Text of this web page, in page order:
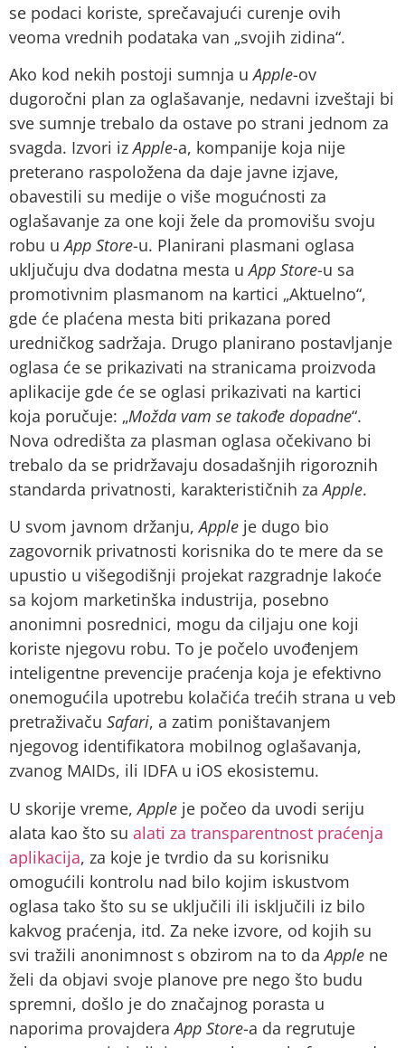
se podaci koriste, sprečavajući curenje ovih
veoma vrednih podataka van „svojih zidina“.
Ako kod nekih postoji sumnja uApple-ov
dugoročni plan za oglašavanje, nedavni izveštaji bi
sve sumnje trebalo da ostave po strani jednom za
svagda. Izvori izApple-a, kompanije koja nije
preterano raspoložena da daje javne izjave,
obavestili su medije o više mogućnosti za
oglašavanje za one koji žele da promovišu svoju
robu uApp Store-u. Planirani plasmani oglasa
uključuju dva dodatna mesta uApp Store-u sa
promotivnim plasmanom na kartici „Aktuelno“,
gde će plaćena mesta biti prikazana pored
uredničkog sadržaja. Drugo planirano postavljanje
oglasa će se prikazivati na stranicama proizvoda
aplikacije gde će se oglasi prikazivati na kartici
koja poručuje: „Možda vam se takođe dopadne“.
Nova odredišta za plasman oglasa očekivano bi
trebalo da se pridržavaju dosadašnjih rigoroznih
standarda privatnosti, karakterističnih zaApple.
U svom javnom držanju,Apple je dugo bio
zagovornik privatnosti korisnika do te mere da se
upustio u višegodišnji projekat razgradnje lakoće
sa kojom marketinška industrija, posebno
anonimni posrednici, mogu da ciljaju one koji
koriste njegovu robu. To je počelo uvođenjem
inteligentne prevencije praćenja koja je efektivno
onemogućila upotrebu kolačića trećih strana u veb
pretraživaču Safari, a zatim poništavanjem
njegovog identifikatora mobilnog oglašavanja,
zvanog MAIDs, ili IDFA u iOS ekosistemu.
U skorije vreme,Apple je počeo da uvodi seriju
alata kao što su alati za transparentnost praćenja
aplikacija, za koje je tvrdio da su korisniku
omogućili kontrolu nad bilo kojim iskustvom
oglasa tako što su se uključili ili isključili iz bilo
kakvog praćenja, itd. Za neke izvore, od kojih su
svi tražili anonimnost s obzirom na to daApple ne
želi da objavi svoje planove pre nego što budu
spremni, došlo je do značajnog porasta u
naporima provajderaApp Store-a da regrutuje